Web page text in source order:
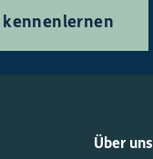
Über uns